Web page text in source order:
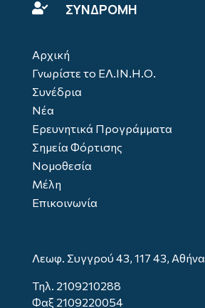
 ΣΥΝΔΡΟΜΗ
Αρχική
Γνωρίστε το ΕΛ.ΙΝ.Η.Ο.
Συνέδρια
Νέα
Ερευνητικά Προγράμματα
Σημεία Φόρτισης
Νομοθεσία
Μέλη
Επικοινωνία
Λεωφ. Συγγρού 43, 117 43, Αθήνα
Τηλ. 2109210288
Φαξ 2109220054